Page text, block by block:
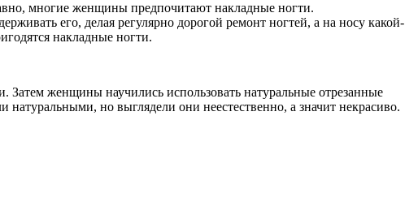
многие женщины предпочитают накладные ногти.
его, делая регулярно дорогой ремонт ногтей, а на носу какой-
накладные ногти.
женщины научились использовать натуральные отрезанные
но выглядели они неестественно, а значит некрасиво.